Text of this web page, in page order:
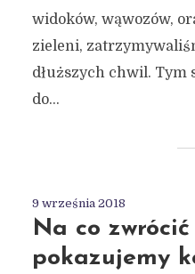
widoków, wąwozów,
zieleni,
dłuższych chwil. Tym
do...
9 września 2018
Na co
pokazujemy